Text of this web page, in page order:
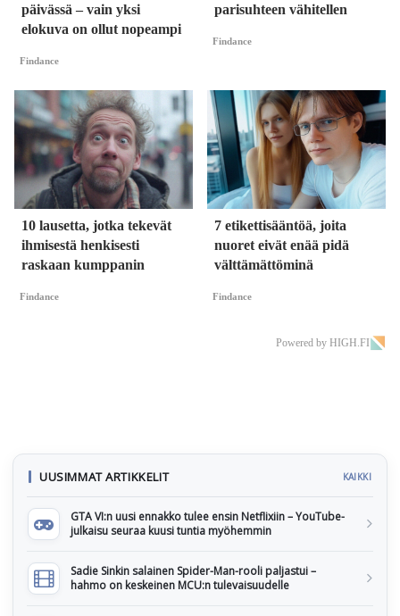
päivässä – vain yksi
elokuva on ollut nopeampi
Findance
parisuhteen vähitellen
Findance
10 lausetta, jotka tekevät
ihmisestä henkisesti
raskaan kumppanin
Findance
7 etikettisääntöä, joita
nuoret eivät enää pidä
välttämättöminä
Findance
Powered by HIGH.FI
UUSIMMAT ARTIKKELIT KAIKKI
GTA VI:n uusi ennakko tulee ensin Netflixiin – YouTube-
julkaisu seuraa kuusi tuntia myöhemmin
Sadie Sinkin salainen Spider-Man-rooli paljastui –
hahmo on keskeinen MCU:n tulevaisuudelle